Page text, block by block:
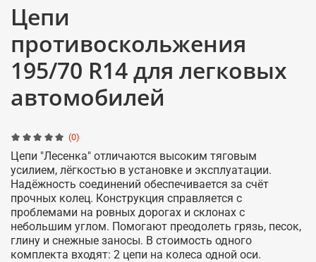
(0)
Цепи
противоскольжения
195/70 R14 для легковых
автомобилей
Цепи "Лесенка" отличаются высоким тяговым
усилием, лёгкостью в установке и эксплуатации.
Надёжность соединений обеспечивается за счёт
прочных колец. Конструкция справляется с
проблемами на ровных дорогах и склонах с
небольшим углом. Помогают преодолеть грязь, песок,
глину и снежные заносы. В стоимость одного
комплекта входят: 2 цепи на колеса одной оси.